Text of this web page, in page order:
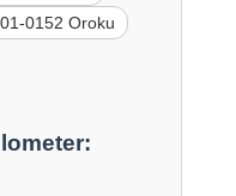
0152 Oroku